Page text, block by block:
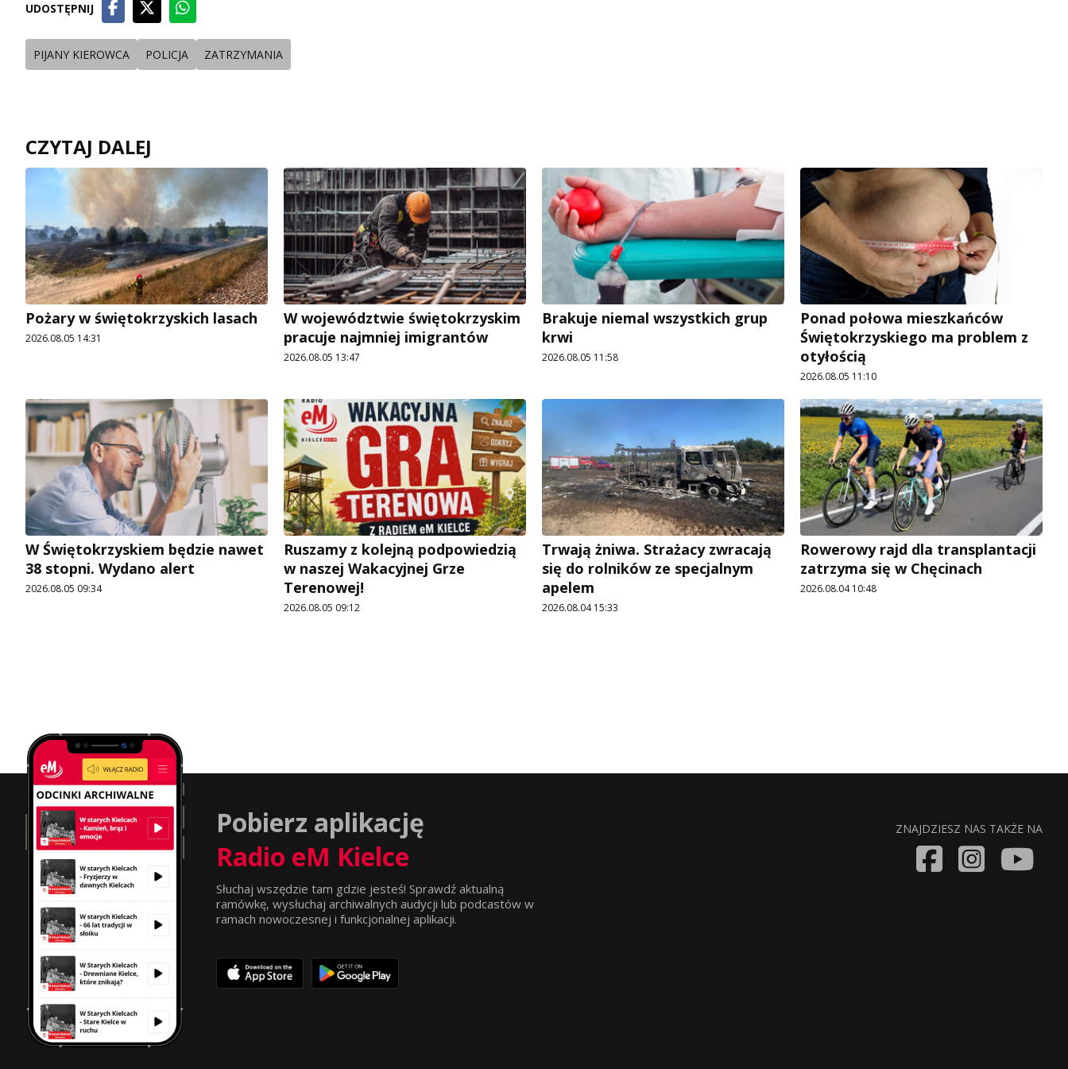
UDOSTĘPNIJ
PIJANY KIEROWCA POLICJA ZATRZYMANIA
CZYTAJ DALEJ
Pożary w świętokrzyskich lasach
2026.08.05 14:31
W województwie świętokrzyskim
pracuje najmniej imigrantów
2026.08.05 13:47
Brakuje niemal wszystkich grup
krwi
2026.08.05 11:58
Ponad połowa mieszkańców
Świętokrzyskiego ma problem z
otyłością
2026.08.05 11:10
W Świętokrzyskiem będzie nawet
38 stopni. Wydano alert
2026.08.05 09:34
Ruszamy z kolejną podpowiedzią
w naszej Wakacyjnej Grze
Terenowej!
2026.08.05 09:12
Trwają żniwa. Strażacy zwracają
się do rolników ze specjalnym
apelem
2026.08.04 15:33
Rowerowy rajd dla transplantacji
zatrzyma się w Chęcinach
2026.08.04 10:48
Pobierz aplikację
Radio eM Kielce
Słuchaj wszędzie tam gdzie jesteś! Sprawdź aktualną
ramówkę, wysłuchaj archiwalnych audycji lub podcastów w
ramach nowoczesnej i funkcjonalnej aplikacji.
ZNAJDZIESZ NAS TAKŻE NA